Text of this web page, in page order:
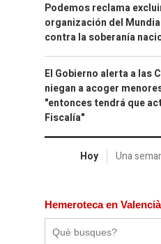
Podemos reclama
organización del
contra la soberanía
El Gobierno alerta a las
niegan a acoger
"entonces tendrá que
Fiscalía"
Hoy Una
Hemeroteca en